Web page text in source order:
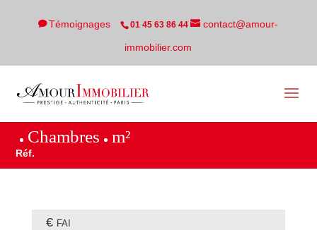
Témoignages 01 45 63 86 44 contact@amour-
immobilier.com
Chambres m²
Réf.
€ FAI